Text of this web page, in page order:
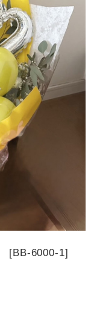
[BB-6000-1]